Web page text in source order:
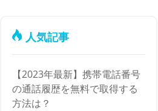
人気記事
【2023年最新】携帯電話番号
の通話履歴を無料で取得する
方法は？